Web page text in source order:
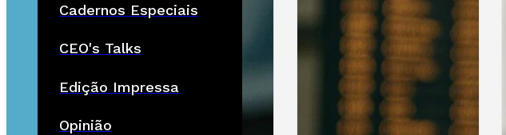
Cadernos Especiais
CEO's Talks
Edição Impressa
Opinião